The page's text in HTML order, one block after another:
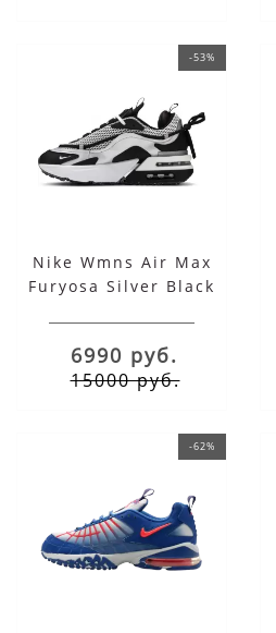
-53%
Nike Wmns Air Max
Furyosa Silver Black
6990 руб.
15000 руб.
-62%